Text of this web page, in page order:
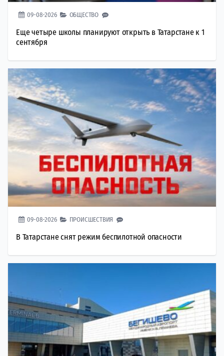
09-08-2026 ОБЩЕСТВО
Еще четыре школы планируют открыть в Татарстане к 1
сентября
09-08-2026 ПРОИСШЕСТВИЯ
В Татарстане снят режим беспилотной опасности